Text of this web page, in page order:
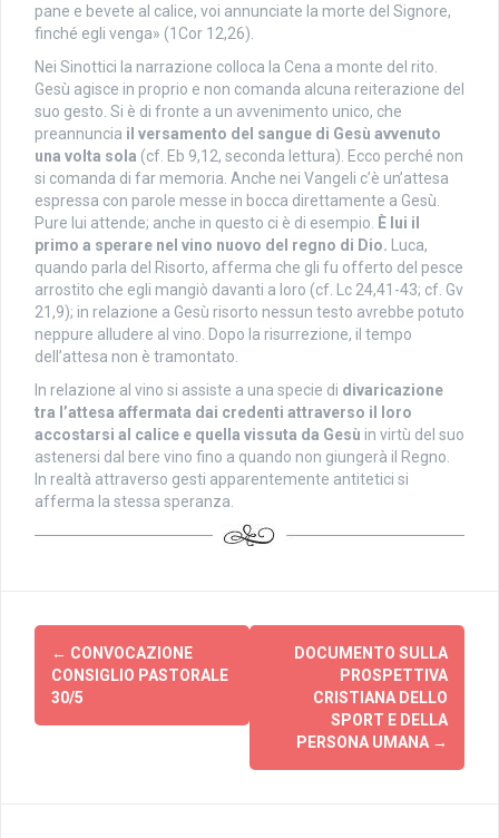
pane e bevete al calice, voi annunciate la morte del Signore,
finché egli venga» (1Cor 12,26).
Nei Sinottici la narrazione colloca la Cena a monte del rito.
Gesù agisce in proprio e non comanda alcuna reiterazione del
suo gesto. Si è di fronte a un avvenimento unico, che
preannuncia il versamento del sangue di Gesù avvenuto
una volta sola (cf. Eb 9,12, seconda lettura). Ecco perché non
si comanda di far memoria. Anche nei Vangeli c’è un’attesa
espressa con parole messe in bocca direttamente a Gesù.
Pure lui attende; anche in questo ci è di esempio.
È lui il
primo a sperare nel vino nuovo del regno di Dio. Luca,
quando parla del Risorto, afferma che gli fu offerto del pesce
arrostito che egli mangiò davanti a loro (cf. Lc 24,41-43; cf. Gv
21,9); in relazione a Gesù risorto nessun testo avrebbe potuto
neppure alludere al vino. Dopo la risurrezione, il tempo
dell’attesa non è tramontato.
In relazione al vino si assiste a una specie di divaricazione
tra l’attesa affermata dai credenti attraverso il loro
accostarsi al calice e quella vissuta da Gesù in virtù del suo
astenersi dal bere vino fino a quando non giungerà il Regno.
In realtà attraverso gesti apparentemente antitetici si
afferma la stessa speranza.
Post
navigation
← CONVOCAZIONE
CONSIGLIO PASTORALE
30/5
DOCUMENTO SULLA
PROSPETTIVA
CRISTIANA DELLO
SPORT E DELLA
PERSONA UMANA →